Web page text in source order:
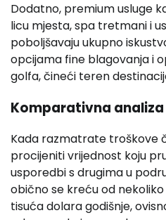
Dodatno, premium usluge
licu mjesta, spa tretmani i
poboljšavaju ukupno
opcijama fine blagovanja i
golfa, čineći teren
Komparativna
Kada razmatrate troškove
procijeniti vrijednost koju
usporedbi s drugima u
obično se kreću od
tisuća dolara godišnje,